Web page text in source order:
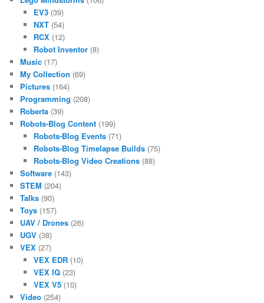
EV3(39)
NXT(54)
RCX(12)
Robot Inventor(8)
Music (17)
My Collection (69)
Pictures (164)
Programming (208)
Roberta (39)
Robots-Blog Content (199)
Robots-Blog Events(71)
Robots-Blog Timelapse Builds(75)
Robots-Blog Video Creations(88)
Software (143)
STEM (204)
Talks (90)
Toys (157)
UAV / Drones (26)
UGV (38)
VEX (27)
VEX EDR(10)
VEX IQ(23)
VEX V5(10)
Video (254)